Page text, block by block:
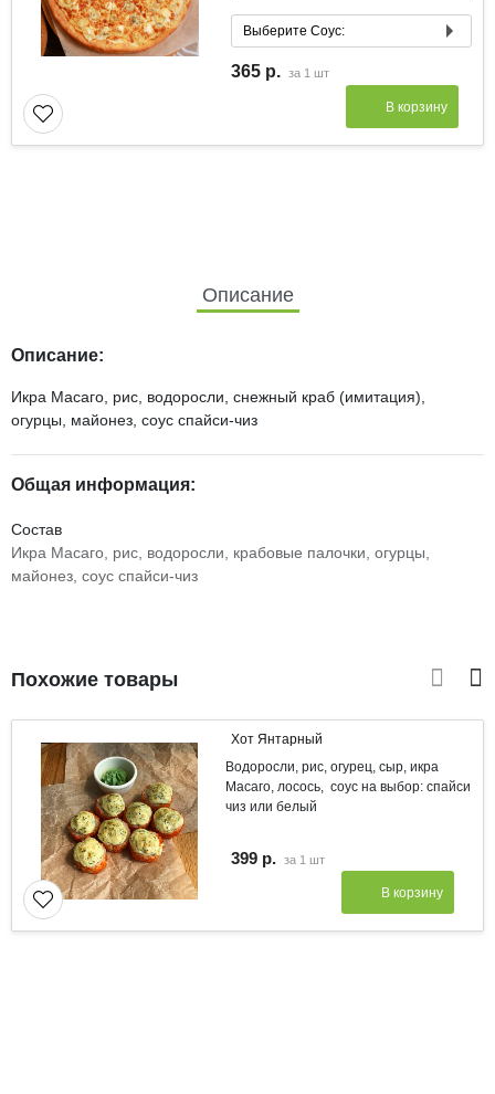
Маленькая 21 см
Средняя 33 см
Выберите Соус:
Соус Сливочный
365 р. за 1 шт
В корзину
Описание
Описание:
Икра Масаго, рис, водоросли, снежный краб (имитация),
огурцы, майонез, соус спайси-чиз
Общая информация:
Состав
Икра Масаго, рис, водоросли, крабовые палочки, огурцы,
майонез, соус спайси-чиз
Похожие товары
Хот Янтарный
Водоросли, рис, огурец, сыр, икра
Масаго, лосось, соус на выбор: спайси
чиз или белый
399 р. за 1 шт
В корзину